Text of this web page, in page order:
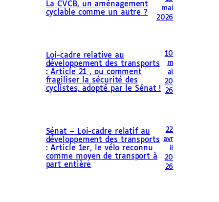
La CVCB, un aménagement
cyclable comme un autre ?
mai
2026
Loi-cadre relative au
développement des transports
: Article 21 , ou comment
fragiliser la sécurité des
cyclistes, adopté par le Sénat !
10
m
ai
20
26
Sénat – Loi-cadre relatif au
développement des transports
: Article 1er, le vélo reconnu
comme moyen de transport à
part entière
22
avr
il
20
26